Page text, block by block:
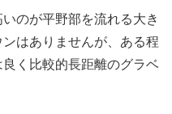
のが平野部を流れる大き
はありませんが、ある程
く比較的長距離のグラベ